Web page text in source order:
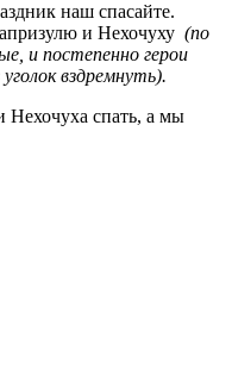
наш спасайте.
и Нехочуху (по
и постепенно герои
вздремнуть).
Нехочуха спать, а мы